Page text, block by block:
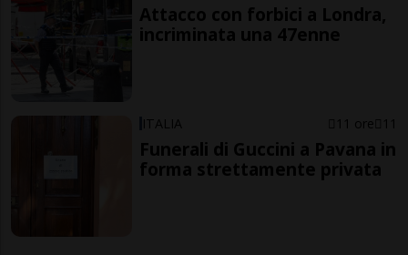
Attacco con forbici a Londra,
incriminata una 47enne
ITALIA 11 ore 11
Funerali di Guccini a Pavana in
forma strettamente privata